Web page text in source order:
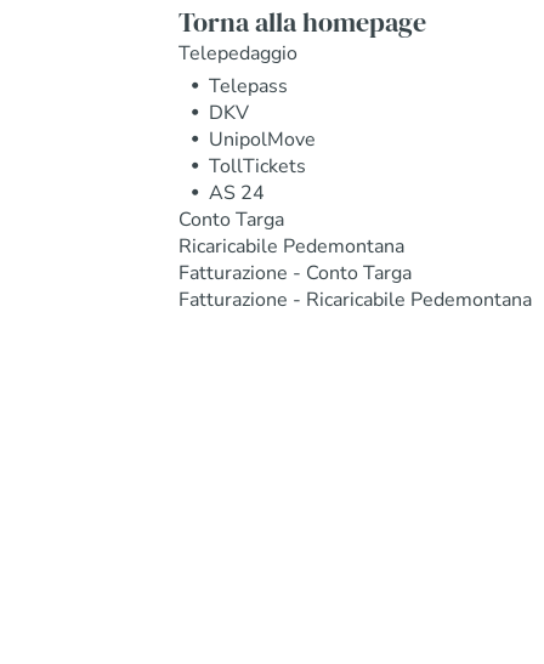
Torna alla homepage
Telepedaggio
Telepass
DKV
UnipolMove
TollTickets
AS 24
Conto Targa
Ricaricabile Pedemontana
Fatturazione - Conto Targa
Fatturazione - Ricaricabile Pedemontana